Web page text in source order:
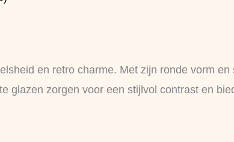
en retro charme. Met zijn ronde vorm
glazen zorgen voor een stijlvol contrast en